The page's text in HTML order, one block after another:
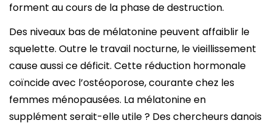
forment au cours de la phase de destruction.
Des niveaux bas de mélatonine peuvent affaiblir le
squelette. Outre le travail nocturne, le vieillissement
cause aussi ce déficit. Cette réduction hormonale
coïncide avec l’ostéoporose, courante chez les
femmes ménopausées. La mélatonine en
supplément serait-elle utile ? Des chercheurs danois